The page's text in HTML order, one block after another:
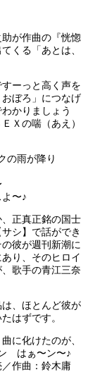
が作曲の『恍惚
くる「あとは、
ーっと高く声を
ぼろ」につなげ
かりましょう
Ｘの喘（あえ）
の雨が降り
〜♪
正真正銘の国士
シ】で話ができ
彼が週刊新潮に
り、そのヒロイ
歌手の青江三奈
、ほとんど彼が
はずです。
に化けたのが、
ン はぁ〜ン〜♪
作曲：鈴木庸